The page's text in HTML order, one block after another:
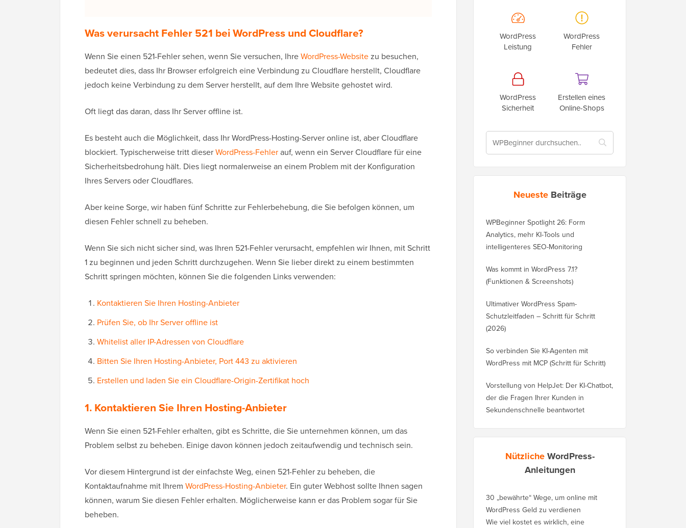
Was verursachtFehler 521 bei WordPress und Cloudflare?
Wenn Sie einen 521-Fehler sehen, wenn Sie versuchen, IhreWordPress-Websitezu besuchen,
bedeutet dies, dass Ihr Browser erfolgreich eine Verbindung zu Cloudflare herstellt, Cloudflare
jedoch keine Verbindung zu dem Server herstellt, auf dem Ihre Website gehostet wird.
Oft liegt das daran, dass Ihr Server offline ist.
Es besteht auch die Möglichkeit, dass Ihr WordPress-Hosting-Server online ist, aber Cloudflare
blockiert. Typischerweise tritt dieserWordPress-Fehlerauf, wenn ein Server Cloudflare für eine
Sicherheitsbedrohung hält. Dies liegt normalerweise an einem Problem mit der Konfiguration
Ihres Servers oder Cloudflares.
Aber keine Sorge, wir haben fünf Schritte zur Fehlerbehebung, die Sie befolgen können, um
diesen Fehler schnell zu beheben.
Wenn Sie sich nicht sicher sind, was Ihren 521-Fehler verursacht, empfehlen wir Ihnen, mit Schritt
1 zu beginnen und jeden Schritt durchzugehen. Wenn Sie lieber direkt zu einem bestimmten
Schritt springen möchten, können Sie die folgenden Links verwenden:
Kontaktieren Sie Ihren Hosting-Anbieter
Prüfen Sie, ob Ihr Server offline ist
Whitelist aller IP-Adressen von Cloudflare
Bitten Sie Ihren Hosting-Anbieter, Port 443 zu aktivieren
Erstellen und laden Sie ein Cloudflare-Origin-Zertifikat hoch
1. Kontaktieren Sie Ihren Hosting-Anbieter
Wenn Sie einen 521-Fehler erhalten, gibt es Schritte, die Sie unternehmen können, um das
Problem selbst zu beheben. Einige davon können jedoch zeitaufwendig und technisch sein.
Vor diesem Hintergrund ist der einfachste Weg, einen 521-Fehler zu beheben, die
Kontaktaufnahme mit Ihrem WordPress-Hosting-Anbieter. Ein guter Webhost sollte Ihnen sagen
können, warum Sie diesen Fehler erhalten. Möglicherweise kann er das Problem sogar für Sie
beheben.
WordPress
Leistung
WordPress
Fehler
WordPress
Sicherheit
Erstellen eines
Online-Shops
Neueste Beiträge
WPBeginner Spotlight 26: Form
Analytics, mehr KI-Tools und
intelligenteres SEO-Monitoring
Was kommt in WordPress 7.1?
(Funktionen & Screenshots)
Ultimativer WordPress Spam-
Schutzleitfaden – Schritt für Schritt
(2026)
So verbinden Sie KI-Agenten mit
WordPress mit MCP (Schritt für Schritt)
Vorstellung von HelpJet: Der KI-Chatbot,
der die Fragen Ihrer Kunden in
Sekundenschnelle beantwortet
NützlicheWordPress-
Anleitungen
30 „bewährte“ Wege, um online mit
WordPress Geld zu verdienen
Wie viel kostet es wirklich, eine